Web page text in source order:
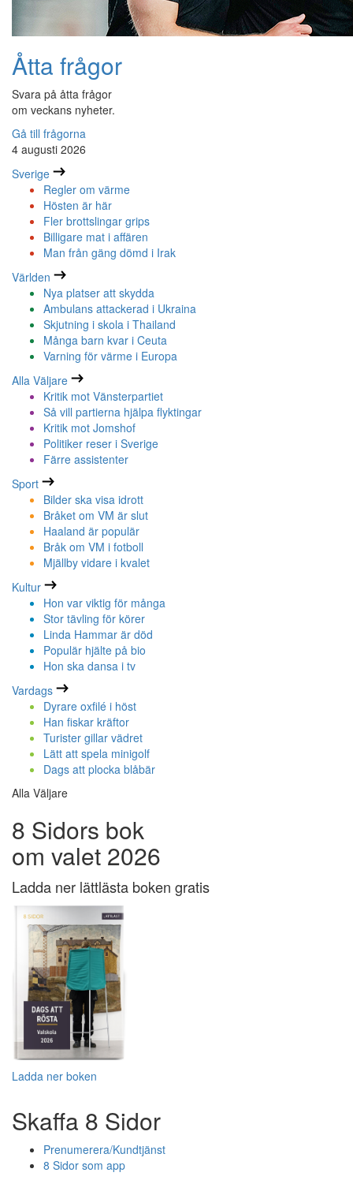
Åtta frågor
Svara på åtta frågor
om veckans nyheter.
Gå till frågorna
4 augusti 2026
Sverige
Regler om värme
Hösten är här
Fler brottslingar grips
Billigare mat i affären
Man från gäng dömd i Irak
Världen
Nya platser att skydda
Ambulans attackerad i Ukraina
Skjutning i skola i Thailand
Många barn kvar i Ceuta
Varning för värme i Europa
Alla Väljare
Kritik mot Vänsterpartiet
Så vill partierna hjälpa flyktingar
Kritik mot Jomshof
Politiker reser i Sverige
Färre assistenter
Sport
Bilder ska visa idrott
Bråket om VM är slut
Haaland är populär
Bråk om VM i fotboll
Mjällby vidare i kvalet
Kultur
Hon var viktig för många
Stor tävling för körer
Linda Hammar är död
Populär hjälte på bio
Hon ska dansa i tv
Vardags
Dyrare oxfilé i höst
Han fiskar kräftor
Turister gillar vädret
Lätt att spela minigolf
Dags att plocka blåbär
Alla Väljare
8 Sidors bok
om valet 2026
Ladda ner lättlästa boken gratis
Ladda ner boken
Skaffa 8 Sidor
Prenumerera/Kundtjänst
8 Sidor som app